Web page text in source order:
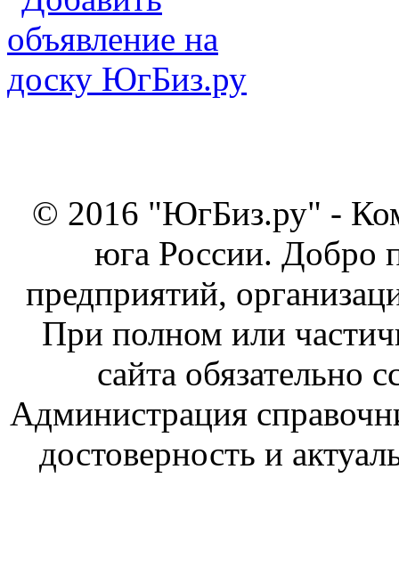
© 2016 "ЮгБиз.ру" -
юга России. Добро
предприятий,
При полном или
сайта обязательно
Администрация
достоверность и